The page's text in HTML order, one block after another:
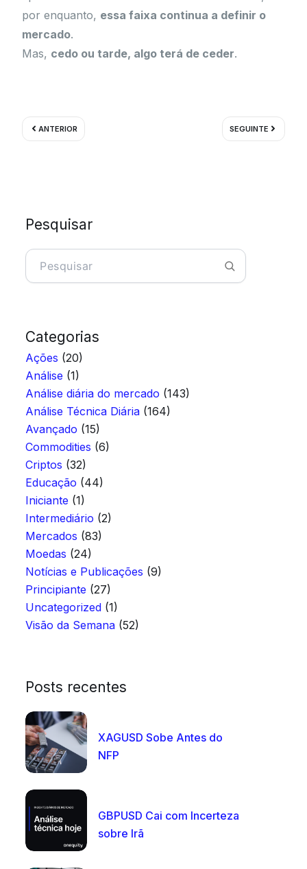
por enquanto, essa faixa continua a definir o
mercado.
Mas, cedo ou tarde, algo terá de ceder.
ANTERIOR SEGUINTE
Próximo
Pesquisar
Pesquisar
Categorias
Ações (20)
Análise (1)
Análise diária do mercado (143)
Análise Técnica Diária (164)
Avançado (15)
Commodities (6)
Criptos (32)
Educação (44)
Iniciante (1)
Intermediário (2)
Mercados (83)
Moedas (24)
Notícias e Publicações (9)
Principiante (27)
Uncategorized (1)
Visão da Semana (52)
Posts recentes
XAGUSD Sobe Antes do
NFP
GBPUSD Cai com Incerteza
sobre Irã